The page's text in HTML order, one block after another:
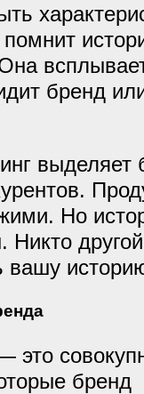
бренд
выделяет
Но
Никто
вашу
это
бренд